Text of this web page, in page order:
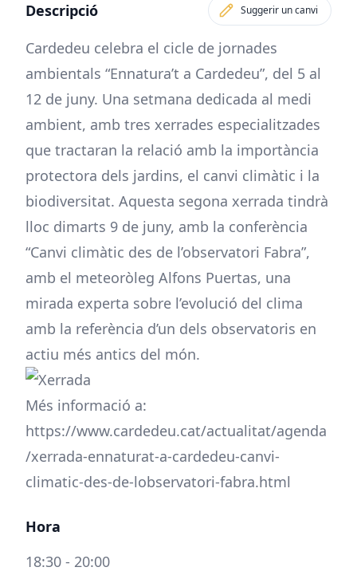
Descripció Suggerir un canvi
Cardedeu celebra el cicle de jornades
ambientals “Ennatura’t a Cardedeu”, del 5 al
12 de juny. Una setmana dedicada al medi
ambient, amb tres xerrades especialitzades
que tractaran la relació amb la importància
protectora dels jardins, el canvi climàtic i la
biodiversitat. Aquesta segona xerrada tindrà
lloc dimarts 9 de juny, amb la conferència
“Canvi climàtic des de l’observatori Fabra”,
amb el meteoròleg Alfons Puertas, una
mirada experta sobre l’evolució del clima
amb la referència d’un dels observatoris en
actiu més antics del món.
Més informació a:
https://www.cardedeu.cat/actualitat/agenda
/xerrada-ennaturat-a-cardedeu-canvi-
climatic-des-de-lobservatori-fabra.html
Hora
18:30 - 20:00